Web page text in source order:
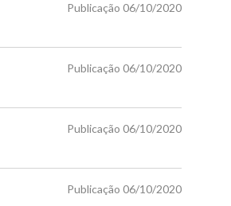
Publicação 06/10/2020
Publicação 06/10/2020
Publicação 06/10/2020
Publicação 06/10/2020